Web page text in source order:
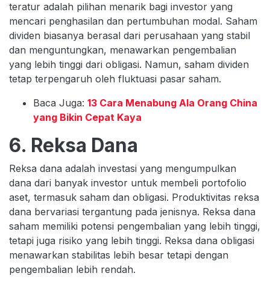
teratur adalah pilihan menarik bagi investor yang
mencari penghasilan dan pertumbuhan modal. Saham
dividen biasanya berasal dari perusahaan yang stabil
dan menguntungkan, menawarkan pengembalian
yang lebih tinggi dari obligasi. Namun, saham dividen
tetap terpengaruh oleh fluktuasi pasar saham.
Baca Juga: 13 Cara Menabung Ala Orang China
yang Bikin Cepat Kaya
6. Reksa Dana
Reksa dana adalah investasi yang mengumpulkan
dana dari banyak investor untuk membeli portofolio
aset, termasuk saham dan obligasi. Produktivitas reksa
dana bervariasi tergantung pada jenisnya. Reksa dana
saham memiliki potensi pengembalian yang lebih tinggi,
tetapi juga risiko yang lebih tinggi. Reksa dana obligasi
menawarkan stabilitas lebih besar tetapi dengan
pengembalian lebih rendah.